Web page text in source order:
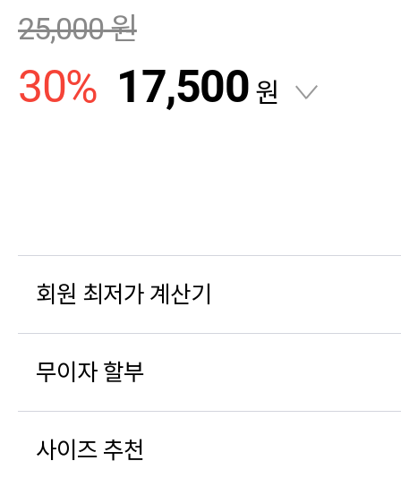
25,000원
30% 17,500 원
회원 최저가 계산기
무이자 할부
사이즈 추천